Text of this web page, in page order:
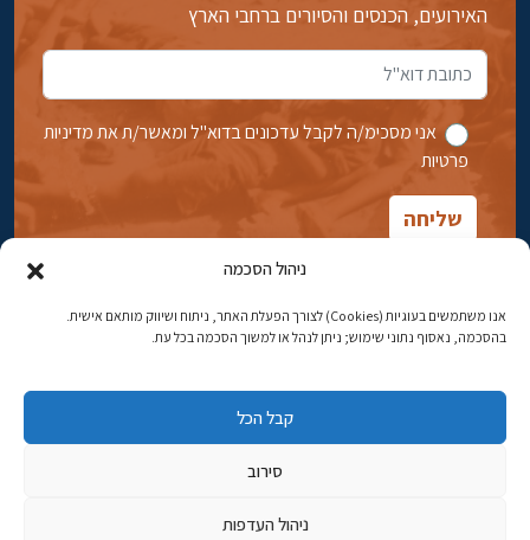
ניהול הסכמה
אנו משתמשים בעוגיות (Cookies) לצורך הפעלת האתר, ניתוח ושיווק מותאם אישית.
בהסכמה, נאסוף נתוני שימוש; ניתן לנהל או למשוך הסכמה בכל עת.
קבל הכל
סירוב
ניהול העדפות
האירועים, הכנסים והסיורים ברחבי הארץ
אני מסכימ/ה לקבל עדכונים בדוא''ל ומאשר/ת את מדיניות
פרטיות
אבן גבירול 14, רחביה, ירושלים
טלפון:02-5398869
כתובת דוא"ל:najww2@ybz.org.il
© כל הזכויות שמורות ליד יצחק בן-צבי ירושלים